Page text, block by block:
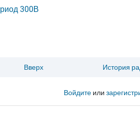
300В
Вверх История
Войдитеили